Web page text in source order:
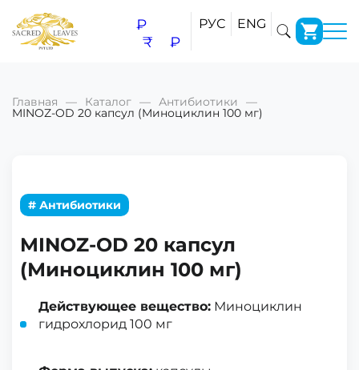
₽
₹
₽
РУС ENG
Главная Каталог Антибиотики
MINOZ-OD 20 капсул (Миноциклин 100 мг)
# Антибиотики
MINOZ-OD 20 капсул
(Миноциклин 100 мг)
Действующее вещество: Миноциклин
гидрохлорид 100 мг